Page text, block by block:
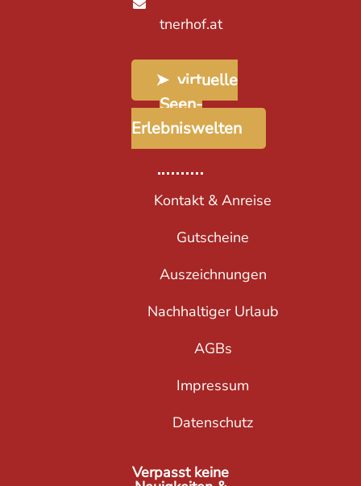
tnerhof.at
➤ virtuelle
Seen-
Erlebniswelten
Kontakt & Anreise
Gutscheine
Auszeichnungen
Nachhaltiger Urlaub
AGBs
Impressum
Datenschutz
Verpasst keine